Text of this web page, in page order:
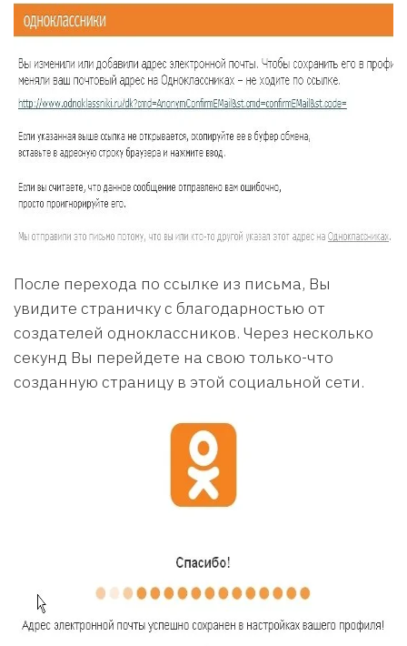
После перехода по ссылке из письма, Вы
увидите страничку с благодарностью от
создателей одноклассников. Через несколько
секунд Вы перейдете на свою только-что
созданную страницу в этой социальной сети.